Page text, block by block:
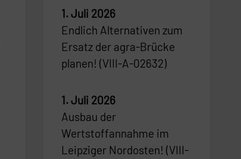
Endlich Alternativen zum
Ersatz der agra-Brücke
planen! (VIII-A-02632)
1. Juli 2026
Ausbau der
Wertstoffannahme im
Leipziger Nordosten! (VIII-
1. Juli 2026